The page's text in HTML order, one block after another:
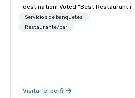
destination! Voted “Best Restaurant in
South Florida” by the South Florida
Business Journal, Tap 42 specializes
Servicios de banquetes
Restaurante/bar
Visitar el perfil